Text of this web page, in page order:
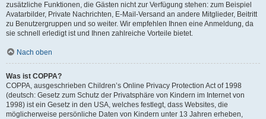
zusätzliche Funktionen, die Gästen nicht zur Verfügung stehen: zum Beispiel
Avatarbilder, Private Nachrichten, E-Mail-Versand an andere Mitglieder, Beitritt
zu Benutzergruppen und so weiter. Wir empfehlen Ihnen eine Anmeldung, da
sie schnell erledigt ist und Ihnen zahlreiche Vorteile bietet.
Nach oben
Was ist COPPA?
COPPA, ausgeschrieben Children’s Online Privacy Protection Act of 1998
(deutsch: Gesetz zum Schutz der Privatsphäre von Kindern im Internet von
1998) ist ein Gesetz in den USA, welches festlegt, dass Websites, die
möglicherweise persönliche Daten von Kindern unter 13 Jahren erheben,